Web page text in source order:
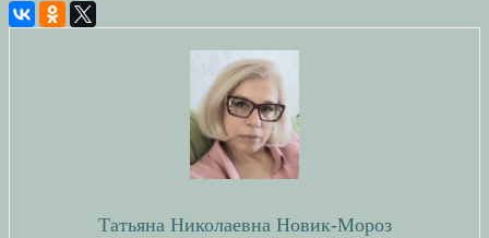
Татьяна Николаевна Новик-Мороз